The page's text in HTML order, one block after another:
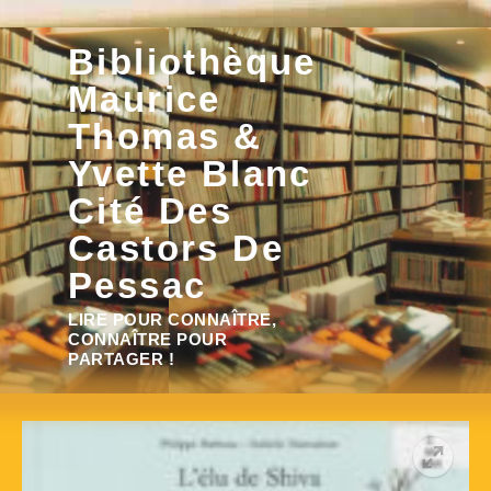
Aller
au
contenuBibliothèque
Maurice
Thomas &
Yvette Blanc
Cité Des
Castors De
Pessac
LIRE POUR CONNAÎTRE,
CONNAÎTRE POUR
PARTAGER !
Rechercher :